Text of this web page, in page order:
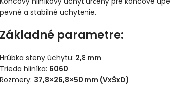
pevné a stabilné uchytenie.
Základné parametre:
Hrúbka steny úchytu: 2,8 mm
Trieda hliníka: 6060
Rozmery: 37,8×26,8×50 mm (VxŠxD)